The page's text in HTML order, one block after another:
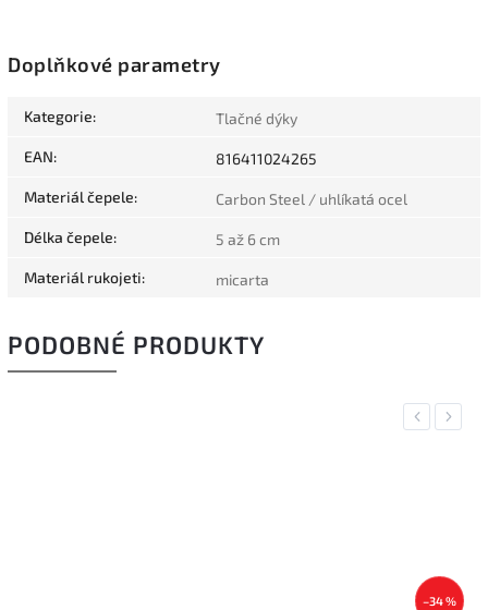
Doplňkové parametry
Kategorie: Tlačné dýky
EAN: 816411024265
Materiál čepele: Carbon Steel / uhlíkatá ocel
Délka čepele: 5 až 6 cm
Materiál rukojeti: micarta
PODOBNÉ PRODUKTY
Previous
–34 %
Next